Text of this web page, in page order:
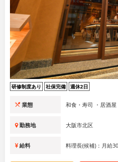
研修制度あり 社保完備 週休2日
業態 和食・寿司 ・居酒屋
勤務地 大阪市北区
給料 料理長(候補)：月給